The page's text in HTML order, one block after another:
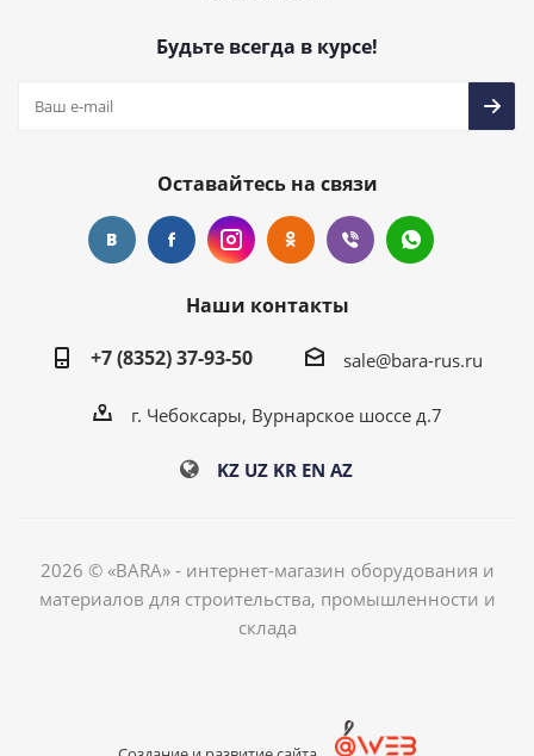
Будьте всегда в курсе!
Оставайтесь на связи
Наши контакты
+7 (8352) 37-93-50
sale@bara-rus.ru
г. Чебоксары, Вурнарское шоссе д.7
KZ UZ KR EN AZ
2026 © «BARA» - интернет-магазин оборудования и
материалов для строительства, промышленности и
склада